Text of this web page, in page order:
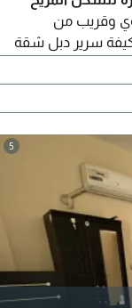
1 - موقع حيوي وقريب من
سرير دبل شقة
متوفر مطبخ
واحترام قريبة
الخدمات)
5